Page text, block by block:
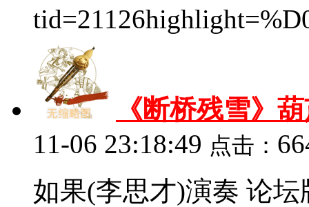
《断桥残雪》
11-06 23:18:49 点击：
如果(李思才)演奏 论坛